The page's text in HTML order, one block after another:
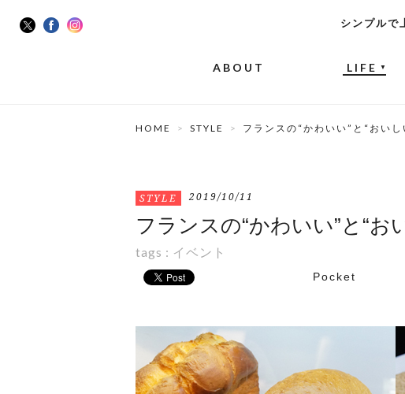
シンプルで
ABOUT LIFE ▼
HOME STYLE フランスの“かわいい”と“おい
STYLE 2019/10/11
フランスの“かわいい”と“お
tags : イベント
Pocket